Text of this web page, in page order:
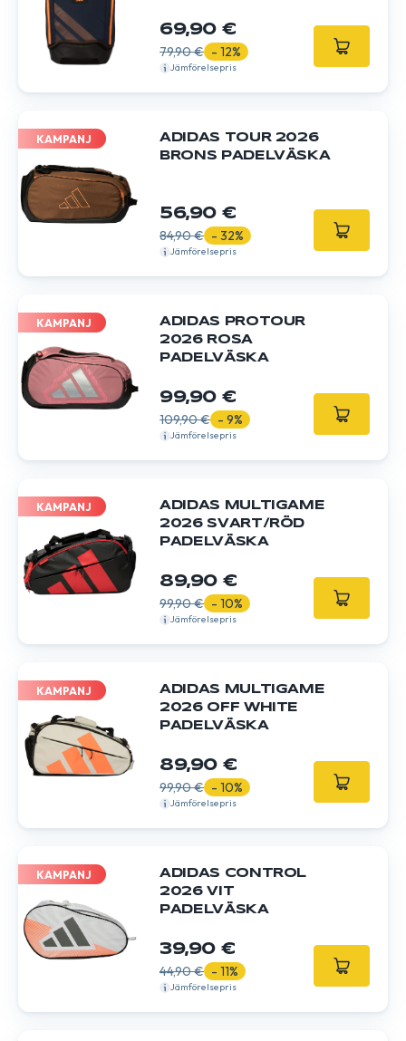
69,90 €
79,90 € - 12%
Jämförelsepris
KAMPANJ
ADIDAS TOUR 2026
BRONS PADELVÄSKA
56,90 €
84,90 € - 32%
Jämförelsepris
KAMPANJ
ADIDAS PROTOUR
2026 ROSA
PADELVÄSKA
99,90 €
109,90 € - 9%
Jämförelsepris
KAMPANJ
ADIDAS MULTIGAME
2026 SVART/RÖD
PADELVÄSKA
89,90 €
99,90 € - 10%
Jämförelsepris
KAMPANJ
ADIDAS MULTIGAME
2026 OFF WHITE
PADELVÄSKA
89,90 €
99,90 € - 10%
Jämförelsepris
KAMPANJ
ADIDAS CONTROL
2026 VIT
PADELVÄSKA
39,90 €
44,90 € - 11%
Jämförelsepris